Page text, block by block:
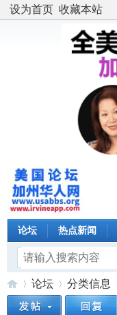
设为首页 收藏本站
论坛 热点新闻
论坛 分类信息